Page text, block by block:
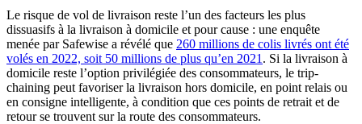
Le risque de vol de livraison reste l’un des facteurs les plus
dissuasifs à la livraison à domicile et pour cause : une enquête
menée par Safewise a révélé que 260 millions de colis livrés ont été
volés en 2022, soit 50 millions de plus qu’en 2021 . Si la livraison à
domicile reste l’option privilégiée des consommateurs, le trip-
chaining peut favoriser la livraison hors domicile, en point relais ou
en consigne intelligente, à condition que ces points de retrait et de
retour se trouvent sur la route des consommateurs.